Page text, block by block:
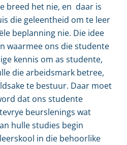
breed het nie, en daar is
die geleentheid om te leer
beplanning nie. Die idee
waarmee ons die studente
kennis om as studente,
die arbeidsmark betree,
te bestuur. Daar moet
dat ons studente
beurslenings wat
hulle studies begin
in die behoorlike